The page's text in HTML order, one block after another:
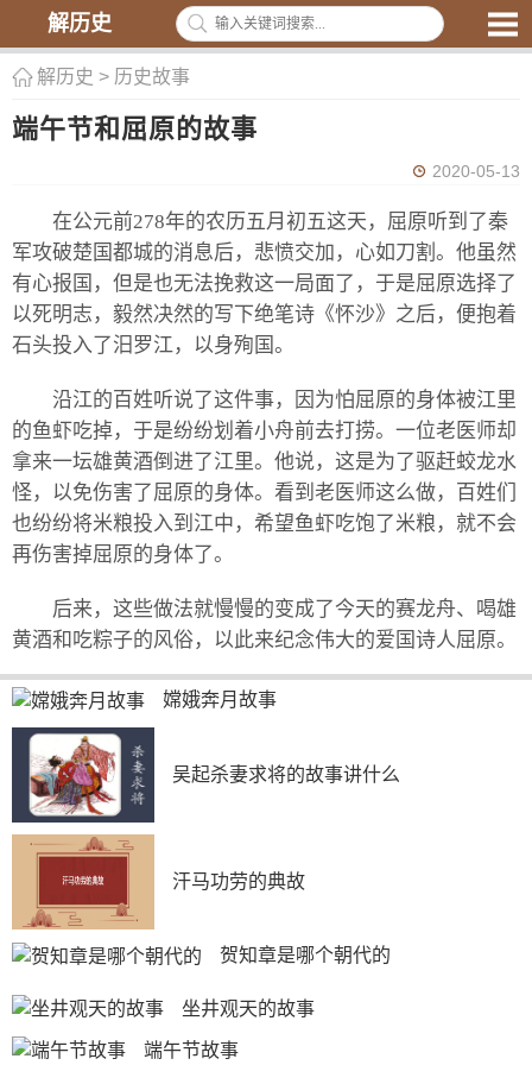
解历史
解历史 > 历史故事
端午节和屈原的故事
2020-05-13
在公元前278年的农历五月初五这天，屈原听到了秦
军攻破楚国都城的消息后，悲愤交加，心如刀割。他虽然
有心报国，但是也无法挽救这一局面了，于是屈原选择了
以死明志，毅然决然的写下绝笔诗《怀沙》之后，便抱着
石头投入了汨罗江，以身殉国。
沿江的百姓听说了这件事，因为怕屈原的身体被江里
的鱼虾吃掉，于是纷纷划着小舟前去打捞。一位老医师却
拿来一坛雄黄酒倒进了江里。他说，这是为了驱赶蛟龙水
怪，以免伤害了屈原的身体。看到老医师这么做，百姓们
也纷纷将米粮投入到江中，希望鱼虾吃饱了米粮，就不会
再伤害掉屈原的身体了。
后来，这些做法就慢慢的变成了今天的赛龙舟、喝雄
黄酒和吃粽子的风俗，以此来纪念伟大的爱国诗人屈原。
嫦娥奔月故事
吴起杀妻求将的故事讲什么
汗马功劳的典故
贺知章是哪个朝代的
坐井观天的故事
端午节故事